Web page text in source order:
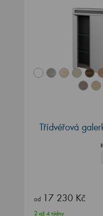
Třídvéřová
od 17 230 Kč
2 až 4 týdny